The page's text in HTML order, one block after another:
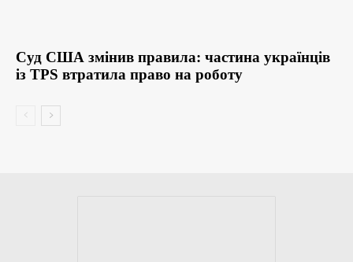
Суд США змінив правила: частина українців
із TPS втратила право на роботу